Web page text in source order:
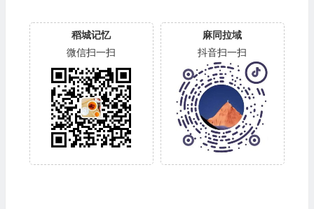
稻城记忆
微信扫一扫
麻同拉域
抖音扫一扫